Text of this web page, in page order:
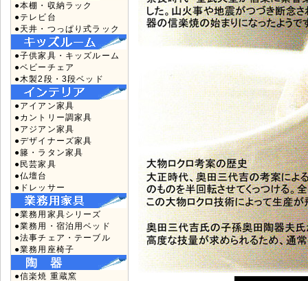
●本棚・収納ラック
●テレビ台
●天井・つっぱり式ラック
●子供家具・キッズルーム
●ベビーチェア
●木製2段・3段ベッド
●アイアン家具
●カントリー調家具
●アジアン家具
●デザイナーズ家具
●籐・ラタン家具
●民芸家具
●仏壇台
●ドレッサー
●業務用家具シリーズ
●業務用・宿泊用ベッド
●法事チェア・テーブル
●業務用座椅子
●信楽焼 重蔵窯